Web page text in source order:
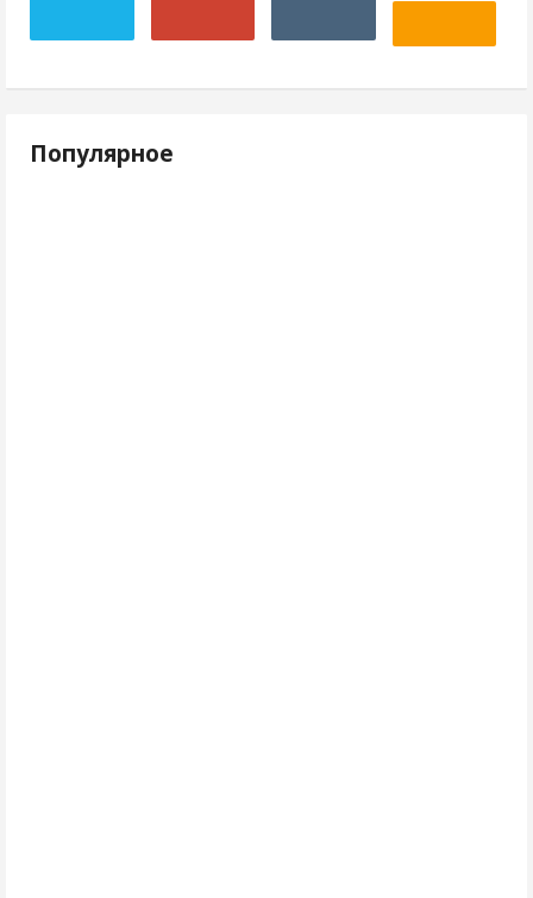
Популярное